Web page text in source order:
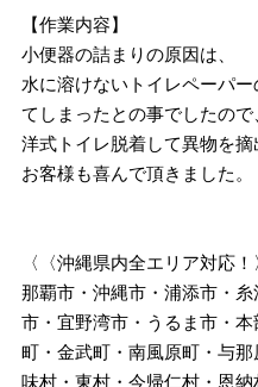
【作業内容】
小便器の詰まりの原因は、
水に溶けないトイレペーパ
てしまったとの事でしたので
洋式トイレ脱着して異物を
お客様も喜んで頂きました。
〈〈沖縄県内全エリア対応！
那覇市・沖縄市・浦添市・
市・宜野湾市・うるま市・
町・金武町・南風原町・与
味村・東村・今帰仁村・恩